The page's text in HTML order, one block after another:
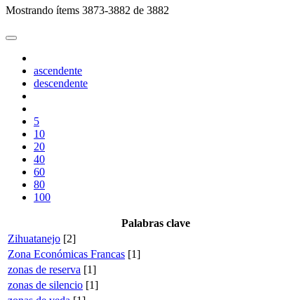
Mostrando ítems 3873-3882 de 3882
ascendente
descendente
5
10
20
40
60
80
100
Palabras clave
Zihuatanejo [2]
Zona Económicas Francas [1]
zonas de reserva [1]
zonas de silencio [1]